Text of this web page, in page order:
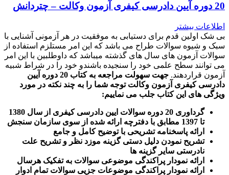
20 دوره آیین دادرسی کیفری آزمون وکالت – چتردانش
اطلاعات بیشتر
بی شک اولین قدم برای دستیابی به موفقیت در هر آزمونی آشنایی با
سبک و شیوه سوالات طراح می باشد که این امر مستلزم استفاده از
سوالات آزمون های سال های گذشته میباشد که داوطلبین با این امر
می توانند سطح علمی خود را سنجیده باشندو خود را در شراط شبیه
آزمون قراردهند.
جهت سهولت مراجعه به کتاب 20 دوره آیین
دادرسی کیفری آزمون وکالت توجه شما را به چند نکته در مورد
ویژگی های این کتاب جلب می نماییم:
گرداوری 20 دوره سوالات ایین دادرسی کیفری از سال 1380
تا 1397 مطابق با دفترچه ارائه شده از سوی سازمان سنجش
ارائه پاسخنامه تشریحی با توضیح کامل و جامع
تشریح نمودن دلیل دستی گزینه موزد نظر و تشریح علت
نادرستی سایر گزینه ها
ارائه نمودار پراکندگی موضوعی سوالات به تفکیک هرسال
رائه نمودار پراکندگی موضوعات جزیی سوالات تمام ادوار